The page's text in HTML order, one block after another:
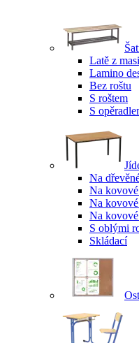
Latě z
Lamino
Bez roštu
S roštem
S
Na
Na
Na
Na
S oblými
Skládací